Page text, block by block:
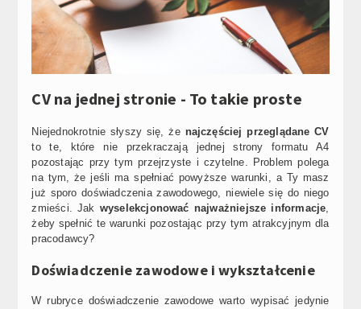
Kursy
Praca
CV na jednej stronie - To takie proste
Niejednokrotnie słyszy się, że najczęściej przeglądane CV
to te, które nie przekraczają jednej strony formatu A4
pozostając przy tym przejrzyste i czytelne. Problem polega
na tym, że jeśli ma spełniać powyższe warunki, a Ty masz
już sporo doświadczenia zawodowego, niewiele się do niego
zmieści. Jak wyselekcjonować najważniejsze informacje
żeby spełnić te warunki pozostając przy tym atrakcyjnym dla
pracodawcy?
Doświadczenie zawodowe i wykształcenie
W rubryce doświadczenie zawodowe warto wypisać jedynie